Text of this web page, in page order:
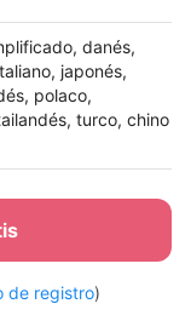
danés,
japonés,
polaco,
turco, chino
de registro)